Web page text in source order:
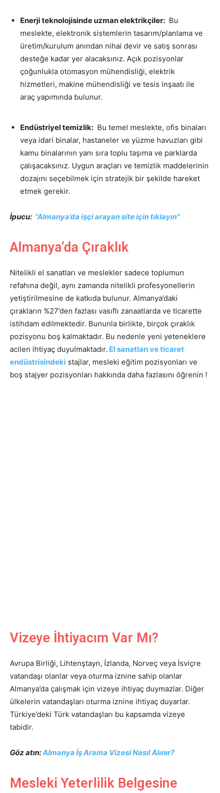
Enerji teknolojisinde uzman elektrikçiler: Bu
meslekte, elektronik sistemlerin tasarım/planlama ve
üretim/kurulum anından nihai devir ve satış sonrası
desteğe kadar yer alacaksınız. Açık pozisyonlar
çoğunlukla otomasyon mühendisliği, elektrik
hizmetleri, makine mühendisliği ve tesis inşaatı ile
araç yapımında bulunur.
Endüstriyel temizlik: Bu temel meslekte, ofis binaları
veya idari binalar, hastaneler ve yüzme havuzları gibi
kamu binalarının yanı sıra toplu taşıma ve parklarda
çalışacaksınız. Uygun araçları ve temizlik maddelerinin
dozajını seçebilmek için stratejik bir şekilde hareket
etmek gerekir.
İpucu: “Almanya’da işçi arayan site için tıklayın”
Almanya’da Çıraklık
Nitelikli el sanatları ve meslekler sadece toplumun
refahına değil, aynı zamanda nitelikli profesyonellerin
yetiştirilmesine de katkıda bulunur. Almanya’daki
çırakların %27’den fazlası vasıflı zanaatlarda ve ticarette
istihdam edilmektedir. Bununla birlikte, birçok çıraklık
pozisyonu boş kalmaktadır. Bu nedenle yeni yeteneklere
acilen ihtiyaç duyulmaktadır. El sanatları ve ticaret
endüstrisindeki stajlar, mesleki eğitim pozisyonları ve
boş stajyer pozisyonları hakkında daha fazlasını öğrenin !
Vizeye İhtiyacım Var Mı?
Avrupa Birliği, Lihtenştayn, İzlanda, Norveç veya İsviçre
vatandaşı olanlar veya oturma iznine sahip olanlar
Almanya’da çalışmak için vizeye ihtiyaç duymazlar. Diğer
ülkelerin vatandaşları oturma iznine ihtiyaç duyarlar.
Türkiye’deki Türk vatandaşları bu kapsamda vizeye
tabidir.
Göz atın:Almanya İş Arama Vizesi Nasıl Alınır?
Mesleki Yeterlilik Belgesine